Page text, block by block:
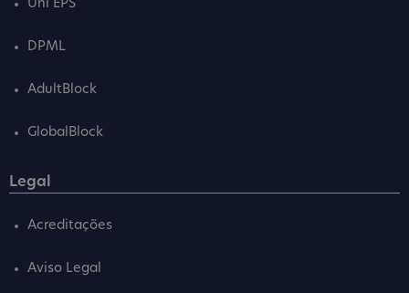
Uni EPS
DPML
AdultBlock
GlobalBlock
Legal
Acreditações
Aviso Legal